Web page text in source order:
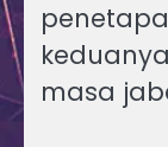
masa